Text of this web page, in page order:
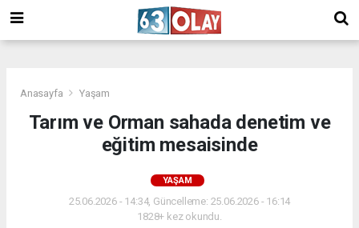
Anasayfa Yaşam
Tarım ve Orman sahada denetim ve
eğitim mesaisinde
YAŞAM
25.06.2026 - 14:34, Güncelleme: 25.06.2026 - 16:14
1828+ kez okundu.